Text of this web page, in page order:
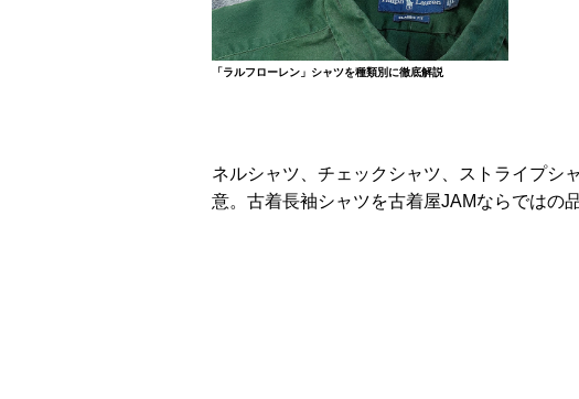
「ラルフローレン」シャツを種類別に徹底解説
ネルシャツ、チェックシャツ、ストライプシ
意。古着長袖シャツを古着屋JAMならではの